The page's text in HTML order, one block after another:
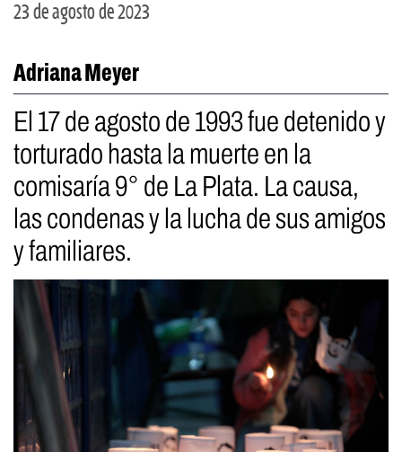
23 de agosto de 2023
Adriana Meyer
El 17 de agosto de 1993 fue detenido y
torturado hasta la muerte en la
comisaría 9° de La Plata. La causa,
las condenas y la lucha de sus amigos
y familiares.